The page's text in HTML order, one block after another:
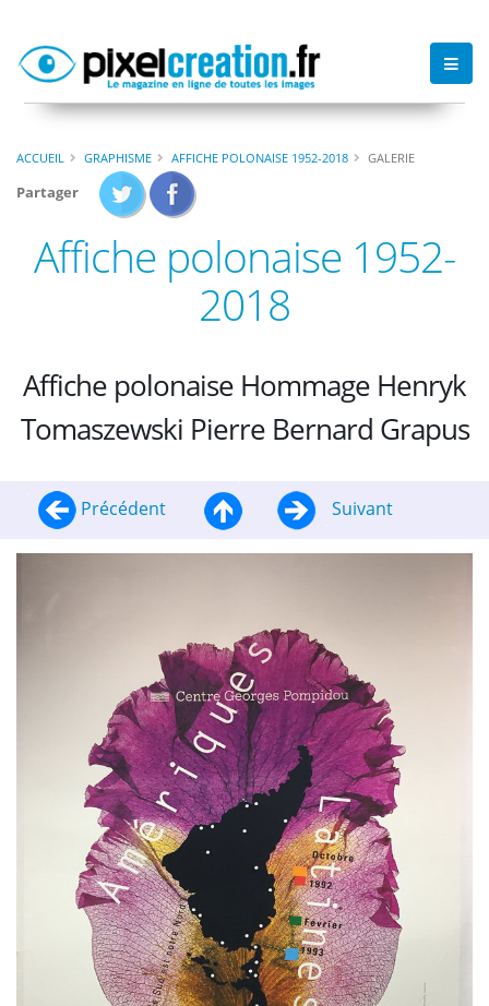
ACCUEIL GRAPHISME AFFICHE POLONAISE 1952-2018 GALERIE
Partager
Affiche polonaise 1952-
2018
Affiche polonaise Hommage Henryk
Tomaszewski Pierre Bernard Grapus
Précédent Suivant